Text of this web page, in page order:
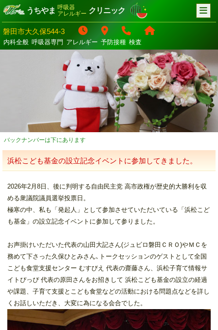
うちやま 呼吸器
アレルギー クリニック
磐田市大久保544-3
内科全般 呼吸器専門 アレルギー 予防接種 検査
バックナンバーは下にあります
浜松こども基金の設立記念イベントに参加してきました。
2026年2月8日、後に判明する自由民主党 高市政権が歴史的大勝利を収
める衆議院議員選挙投票日。
極寒の中、私も「発起人」として参加させていただいている「浜松こど
も基金」の設立記念イベントに参加して参りました。
お声掛けいただいた代表の山田大記さん(ジュビロ磐田ＣＲＯ)やＭＣを
務めて下さった久保ひとみさん､トークセッションのゲストとして全国
こども食堂支援センター むすびえ 代表の齋藤さん、浜松子育て情報サ
イトぴっぴ 代表の原田さんをお招きして 浜松こども基金の設立の経過
や課題、子育て支援とこども食堂などの活動における問題点などを詳し
くお話しいただき、大変に為になる会合でした。